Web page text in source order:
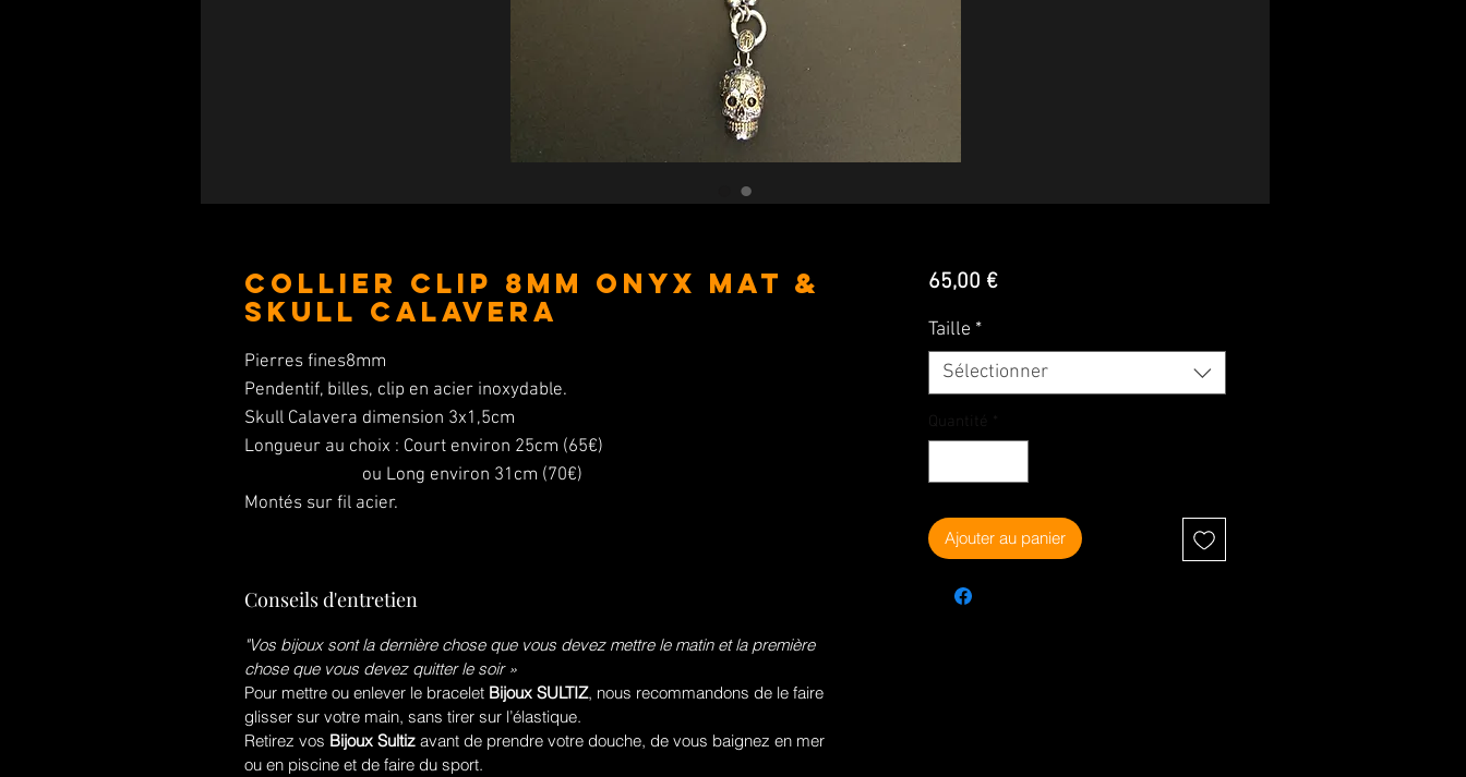
Collier Clip 8MM Onyx mat &
Skull Calavera
Pierres fines8mm
Pendentif, billes, clip en acier inoxydable.
Skull Calavera dimension 3x1,5cm
Longueur au choix : Court environ 25cm (65€)
ou Long environ 31cm (70€)
Montés sur fil acier.
Conseils d'entretien
"Vos bijoux sont la dernière chose que vous devez mettre le matin et la première
chose que vous devez quitter le soir »
Pour mettre ou enlever le bracelet Bijoux SULTIZ, nous recommandons de le faire
glisser sur votre main, sans tirer sur l’élastique.
Retirez vos Bijoux Sultiz avant de prendre votre douche, de vous baignez en mer
ou en piscine et de faire du sport.
65,00 €Prix
Taille *
Sélectionner
Ajouter au panier